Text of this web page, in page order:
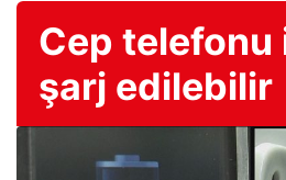
Cep telefonu
şarj edilebilir